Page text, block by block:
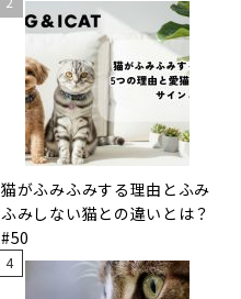
猫がふみふみする理由とふみ
ふみしない猫との違いとは？
#50